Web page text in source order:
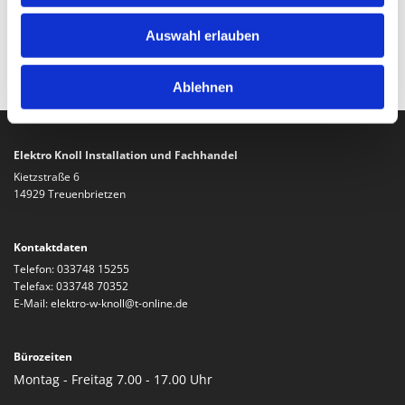
Auswahl erlauben
Ablehnen
Plätzen.
Unser Firmenmotto lautet: Elektro Knoll - Damit Sie immer
richtig sicher angeschlossen sind.
Elektro Knoll Installation und Fachhandel
Kietzstraße 6
14929 Treuenbrietzen
Kontaktdaten
Telefon:033748 15255
Telefax: 033748 70352
E-Mail:elektro-w-knoll@t-online.de
Bürozeiten
Montag - Freitag 7.00 - 17.00 Uhr